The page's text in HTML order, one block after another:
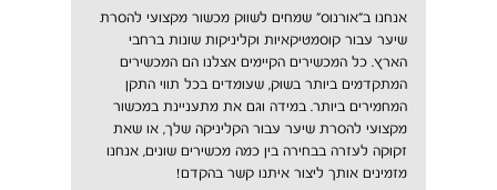
אנחנו ב"אורנוס" שמחים לשווק מכשור מקצועי להסרת
שיער עבור קוסמטיקאיות וקליניקות שונות ברחבי
הארץ. כל המכשירים הקיימים אצלנו הם המכשירים
המתקדמים ביותר בשוק, שעומדים בכל תווי התקן
המחמירים ביותר. במידה וגם את מתעניינת במכשור
מקצועי להסרת שיער עבור הקליניקה שלך, או שאת
זקוקה לעזרה בבחירה בין כמה מכשירים שונים, אנחנו
מזמינים אותך ליצור איתנו קשר בהקדם!